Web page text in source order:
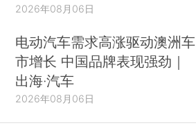
2026年08月06日
电动汽车需求高涨驱动澳洲车
市增长 中国品牌表现强劲｜
出海·汽车
2026年08月06日